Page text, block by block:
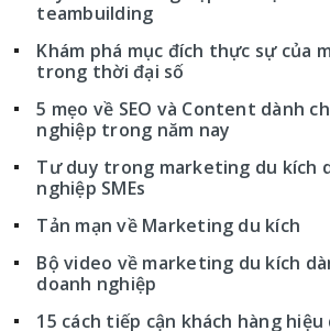
teambuilding
Khám phá mục đích thực sự của
trong thời đại số
5 mẹo về SEO và Content dành
nghiệp trong năm nay
Tư duy trong marketing du kích
nghiệp SMEs
Tản mạn về Marketing du kích
Bộ video về marketing du kích
doanh nghiệp
15 cách tiếp cận khách hàng